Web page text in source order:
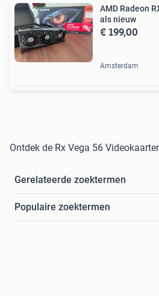
AMD Radeon
als nieuw
€ 199,00
Amsterdam
Ontdek de Rx Vega 56
Gerelateerde zoektermen
Populaire zoektermen